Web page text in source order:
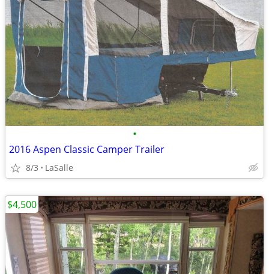
•
2016 Aspen Classic Camper Trailer
8/3 LaSalle
$4,500